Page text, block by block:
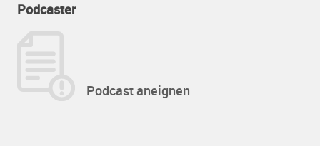
Podcaster
Podcast aneignen